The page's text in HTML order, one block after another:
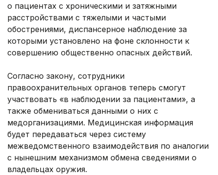
о пациентах с хроническими и затяжными
расстройствами с тяжелыми и частыми
обострениями, диспансерное наблюдение за
которыми установлено на фоне склонности к
совершению общественно опасных действий.
Согласно закону, сотрудники
правоохранительных органов теперь смогут
участвовать «в наблюдении за пациентами», а
также обмениваться данными о них с
медорганизациями. Медицинская информация
будет передаваться через систему
межведомственного взаимодействия по аналогии
с нынешним механизмом обмена сведениями о
владельцах оружия.